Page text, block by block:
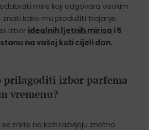
miris koji odgovara visokim
kako mu produžiti trajanje.
izbor idealnih ljetnih mirisa i 5
na vašoj koži cijeli dan.
prilagoditi izbor parfema
vremenu?
mirisi na koži razvijaju znatno